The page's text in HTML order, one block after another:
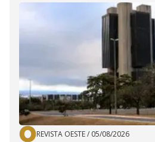
REVISTA OESTE/ 05/08/2026